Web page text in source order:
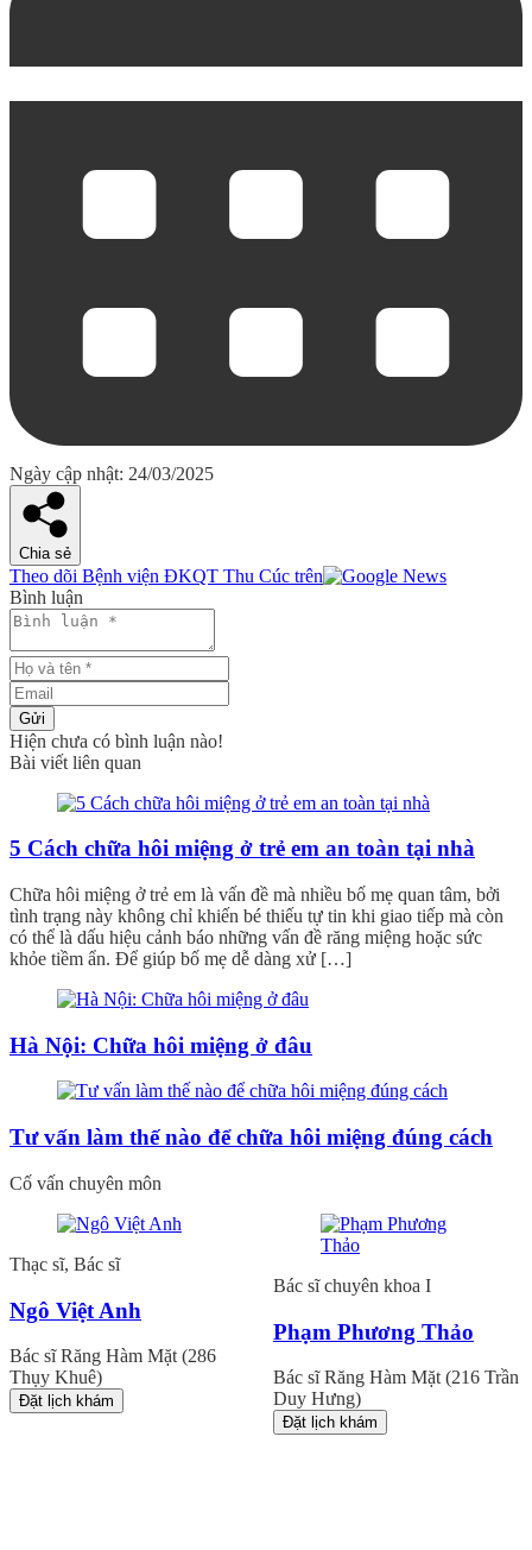
Ngày cập nhật: 24/03/2025
Chia sẻ
Theo dõi Bệnh viện ĐKQT Thu Cúc trên
Bình luận
Gửi
Hiện chưa có bình luận nào!
Bài viết liên quan
5 Cách chữa hôi miệng ở trẻ em an toàn tại nhà
Chữa hôi miệng ở trẻ em là vấn đề mà nhiều bố mẹ quan tâm, bởi
tình trạng này không chỉ khiến bé thiếu tự tin khi giao tiếp mà còn
có thể là dấu hiệu cảnh báo những vấn đề răng miệng hoặc sức
khỏe tiềm ẩn. Để giúp bố mẹ dễ dàng xử […]
Hà Nội: Chữa hôi miệng ở đâu
Tư vấn làm thế nào để chữa hôi miệng đúng cách
Cố vấn chuyên môn
Thạc sĩ, Bác sĩ
Ngô Việt Anh
Bác sĩ Răng Hàm Mặt (286
Thụy Khuê)
Đặt lịch khám
Bác sĩ chuyên khoa I
Phạm Phương Thảo
Bác sĩ Răng Hàm Mặt (216 Trần
Duy Hưng)
Đặt lịch khám